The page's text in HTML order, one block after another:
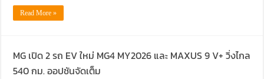
Read More »
MG เปิด 2 รถ EV ใหม่ MG4 MY2026 และ MAXUS 9 V+ วิ่งไกล
540 กม. ออปชันจัดเต็ม